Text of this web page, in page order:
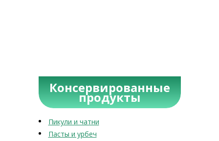
Консервированные
продукты
Пикули и чатни
Пасты и урбеч